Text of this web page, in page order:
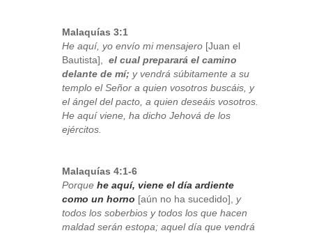
Malaquías 3:1
He aquí, yo envío mi mensajero [Juan el
Bautista],
el cual preparará el camino
delante de mí; y vendrá súbitamente a su
templo el Señor a quien vosotros buscáis, y
el ángel del pacto, a quien deseáis vosotros.
He aquí viene, ha dicho Jehová de los
ejércitos.
Malaquías 4:1-6
Porque he aquí, viene el día ardiente
como un horno [aún no ha sucedido], y
todos los soberbios y todos los que hacen
maldad serán estopa; aquel día que vendrá